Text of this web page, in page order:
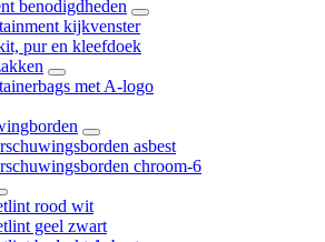
benodigdheden
kijkvenster
pur en kleefdoek
met A-logo
asbest
chroom-6
rood wit
geel zwart